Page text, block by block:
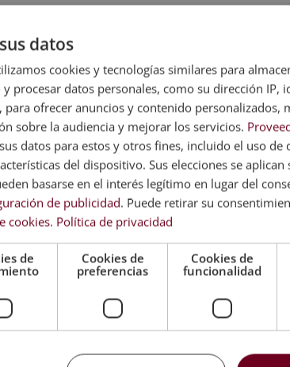
abanico de opciones, puesto que todas las
y del sector en el que se desenvuelven. En
los siguientes:
y comunicación
principal convertir al alumno en un experto en
datos
cookies y tecnologías similares para
procesar datos personales, como su dirección IP,
para ofrecer anuncios y contenido personalizados,
sobre la audiencia y mejorar los servicios.
datos para estos y otros fines, incluido el uso de
del dispositivo. Sus elecciones se aplican
basarse en el interés legítimo en lugar del
de publicidad. Puede retirar su
cookies. Política de privacidad
de
Cookies de
preferencias
Cookies de
funcionalidad